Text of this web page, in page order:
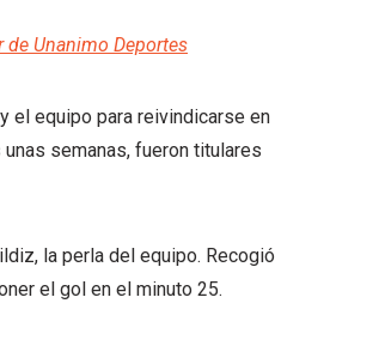
Unanimo Deportes
el equipo para reivindicarse en
semanas, fueron titulares
la perla del equipo. Recogió
el gol en el minuto 25.